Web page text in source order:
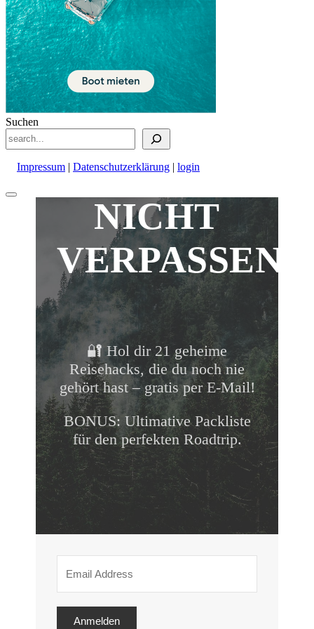
Suchen
Impressum | Datenschutzerklärung | login
Nach
NICHT
VERPASSEN!
🔐 Hol dir 21 geheime
Reisehacks, die du noch nie
gehört hast – gratis per E-Mail!
BONUS: Ultimative Packliste
für den perfekten Roadtrip.
Anmelden